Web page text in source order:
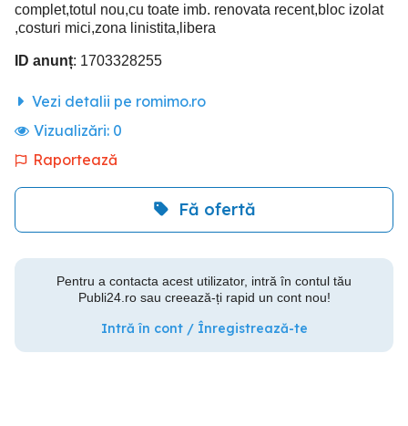
complet,totul nou,cu toate imb. renovata recent,bloc izolat
,costuri mici,zona linistita,libera
ID anunț: 1703328255
Vezi detalii pe romimo.ro
Vizualizări: 0
Raportează
Fă ofertă
Pentru a contacta acest utilizator, intră în contul tău
Publi24.ro sau creează-ți rapid un cont nou!
Intră în cont / Înregistrează-te